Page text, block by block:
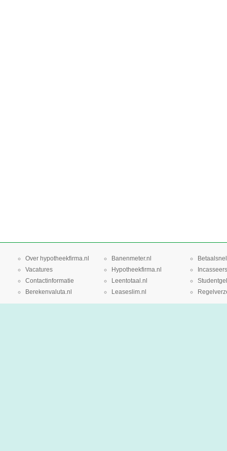
Over hypotheekfirma.nl
Vacatures
Contactinformatie
Berekenvaluta.nl
Banenmeter.nl
Hypotheekfirma.nl
Leentotaal.nl
Leaseslim.nl